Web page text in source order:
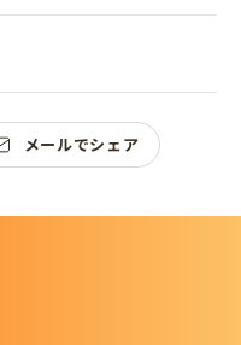
メールでシェア